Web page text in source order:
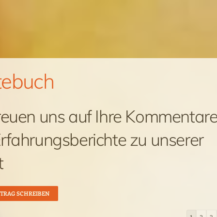
uns auf Ihre
zu unserer